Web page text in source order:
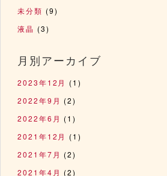
未分類 (9)
液晶 (3)
月別アーカイブ
2023年12月 (1)
2022年9月 (2)
2022年6月 (1)
2021年12月 (1)
2021年7月 (2)
2021年4月 (2)